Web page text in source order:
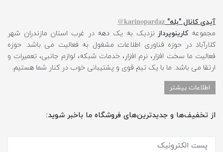
آیدی کانال "بله" karinopardaz@
مجموعهکارینوپرداز نزدیک به یک دهه در غرب استان مازندران شهر
کلارآباد در حوزه فناوری اطلاعات مشغول به فعالیت می باشد. حوزه
فعالیت ما سخت افزار، نرم افزار، خدمات شبکه، لوازم جانبی، تعمیرات و
ارتقا می باشد. ما با یک تیم قوی و پشتیبانی خوب در کنار شما هستیم.
اطلاعات بیشتر
از تخفیف‌ها و جدیدترین‌های فروشگاه ما باخبر شوید: